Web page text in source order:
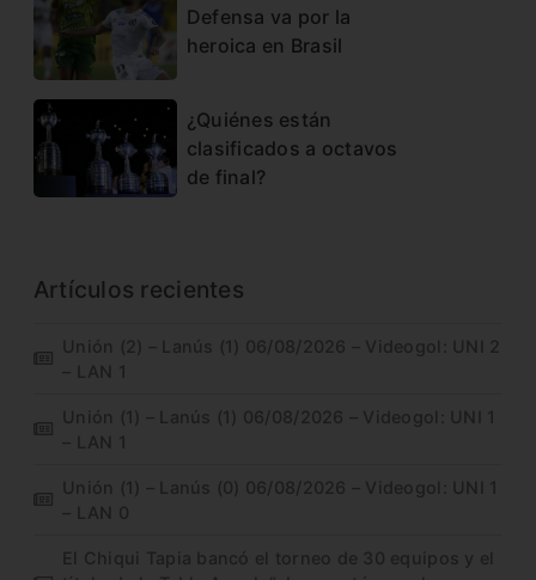
Defensa va por la
heroica en Brasil
¿Quiénes están
clasificados a octavos
de final?
Artículos recientes
Unión (2) – Lanús (1) 06/08/2026 – Videogol: UNI 2
– LAN 1
Unión (1) – Lanús (1) 06/08/2026 – Videogol: UNI 1
– LAN 1
Unión (1) – Lanús (0) 06/08/2026 – Videogol: UNI 1
– LAN 0
El Chiqui Tapia bancó el torneo de 30 equipos y el